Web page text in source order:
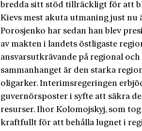
bredda sitt stöd tillräckligt för att
Kievs mest akuta utmaning just nu
Porosjenko har sedan han blev
av makten i landets östligaste
ansvarsutkrävande på regional
sammanhanget är den starka
oligarker. Interimsregeringen
guvernörsposter i syfte att säkra
resurser. Ihor Kolomojskyj, som
kraftfullt för att behålla lugnet i